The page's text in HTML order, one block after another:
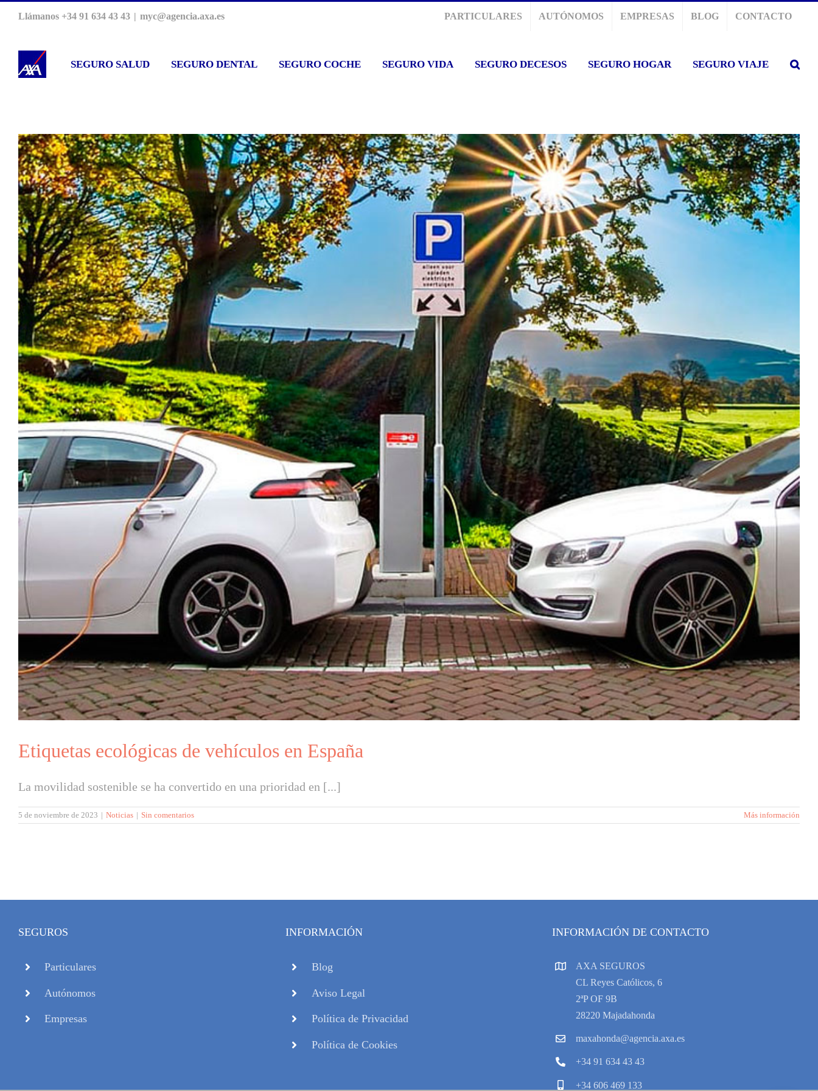
Llámanos +34 91 634 43 43 | myc@agencia.axa.es PARTICULARES AUTÓNOMOS EMPRESAS BLOG CONTACTO
SEGURO SALUD SEGURO DENTAL SEGURO COCHE SEGURO VIDA SEGURO DECESOS SEGURO HOGAR SEGURO VIAJE
Etiquetas ecológicas de vehículos en España
La movilidad sostenible se ha convertido en una prioridad en [...]
5 de noviembre de 2023 | Noticias | Sin comentarios Más información
SEGUROS
Particulares
Autónomos
Empresas
INFORMACIÓN
Blog
Aviso Legal
Política de Privacidad
Política de Cookies
INFORMACIÓN DE CONTACTO
AXA SEGUROS
CL Reyes Católicos, 6
2ªP OF 9B
28220 Majadahonda
maxahonda@agencia.axa.es
+34 91 634 43 43
+34 606 469 133